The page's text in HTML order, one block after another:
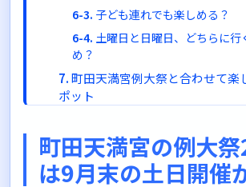
子ども連れでも楽しめる？
土曜日と日曜日、どちらに行
め？
町田天満宮例大祭と合わせて楽
ポット
町田仲見世商店街
まとめ：町田天満宮例大祭2026
しもう
町田天満宮の例大
は9月末の土日開催